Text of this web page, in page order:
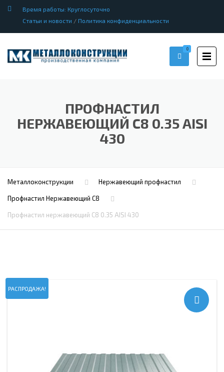
Время работы: Круглосуточно
Статьи и новости / Политика конфиденциальности
0
ПРОФНАСТИЛ
НЕРЖАВЕЮЩИЙ С8 0.35 AISI
430
Металлоконструкции Нержавеющий профнастил
Профнастил Hержавеющий С8
Профнастил нержавеющий С8 0.35 AISI 430
РАСПРОДАЖА!